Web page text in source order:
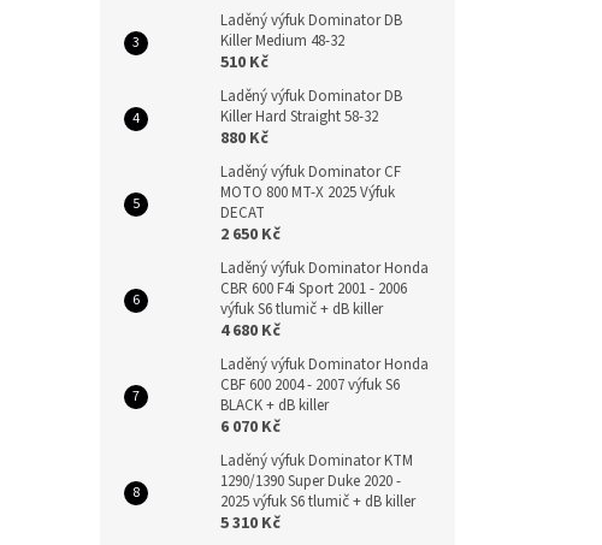
Laděný výfuk Dominator DB
Killer Medium 48-32
510 Kč
Laděný výfuk Dominator DB
Killer Hard Straight 58-32
880 Kč
Laděný výfuk Dominator CF
MOTO 800 MT-X 2025 Výfuk
DECAT
2 650 Kč
Laděný výfuk Dominator Honda
CBR 600 F4i Sport 2001 - 2006
výfuk S6 tlumič + dB killer
4 680 Kč
Laděný výfuk Dominator Honda
CBF 600 2004 - 2007 výfuk S6
BLACK + dB killer
6 070 Kč
Laděný výfuk Dominator KTM
1290/1390 Super Duke 2020 -
2025 výfuk S6 tlumič + dB killer
5 310 Kč